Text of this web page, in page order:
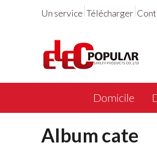
Un service Télécharger
Domicile
Album cate